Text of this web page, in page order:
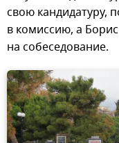
свою кандидатуру,
в комиссию, а
на собеседование.